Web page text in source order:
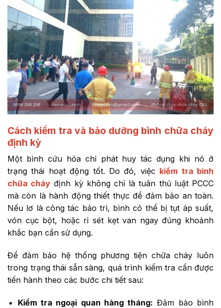
Cách kiểm tra và bảo dưỡng bình chữa cháy
định kỳ
Một bình cứu hỏa chỉ phát huy tác dụng khi nó ở
trạng thái hoạt động tốt. Do đó, việc kiểm tra bình
chữa cháy định kỳ không chỉ là tuân thủ luật PCCC
mà còn là hành động thiết thực để đảm bảo an toàn.
Nếu lơ là công tác bảo trì, bình có thể bị tụt áp suất,
vón cục bột, hoặc rỉ sét kẹt van ngay đúng khoảnh
khắc bạn cần sử dụng.
Để đảm bảo hệ thống phương tiện chữa cháy luôn
trong trạng thái sẵn sàng, quá trình kiểm tra cần được
tiến hành theo các bước chi tiết sau:
Kiểm tra ngoại quan hàng tháng: Đảm bảo bình